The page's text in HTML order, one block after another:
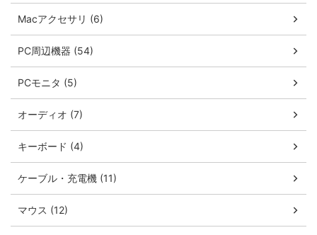
Macアクセサリ (6)
PC周辺機器 (54)
PCモニタ (5)
オーディオ (7)
キーボード (4)
ケーブル・充電機 (11)
マウス (12)